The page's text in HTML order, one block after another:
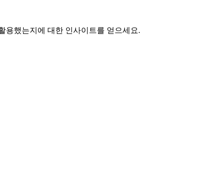
용했는지에 대한 인사이트를 얻으세요.